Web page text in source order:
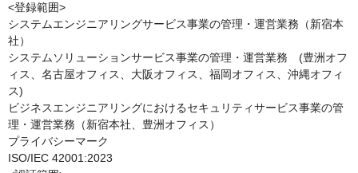
<登録範囲>
システムエンジニアリングサービス事業の管理・運営業務（新宿本
社）
システムソリューションサービス事業の管理・運営業務　(豊洲オフ
ィス、名古屋オフィス、大阪オフィス、福岡オフィス、沖縄オフィ
ス)
ビジネスエンジニアリングにおけるセキュリティサービス事業の管
理・運営業務（新宿本社、豊洲オフィス）
プライバシーマーク
ISO/IEC 42001:2023